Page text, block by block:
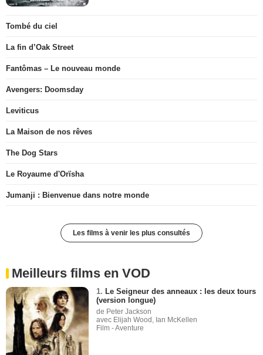
Tombé du ciel
La fin d’Oak Street
Fantômas – Le nouveau monde
Avengers: Doomsday
Leviticus
La Maison de nos rêves
The Dog Stars
Le Royaume d'Orïsha
Jumanji : Bienvenue dans notre monde
Les films à venir les plus consultés
Meilleurs films en VOD
1. Le Seigneur des anneaux : les deux tours
(version longue)
de Peter Jackson
avec Elijah Wood, Ian McKellen
Film - Aventure